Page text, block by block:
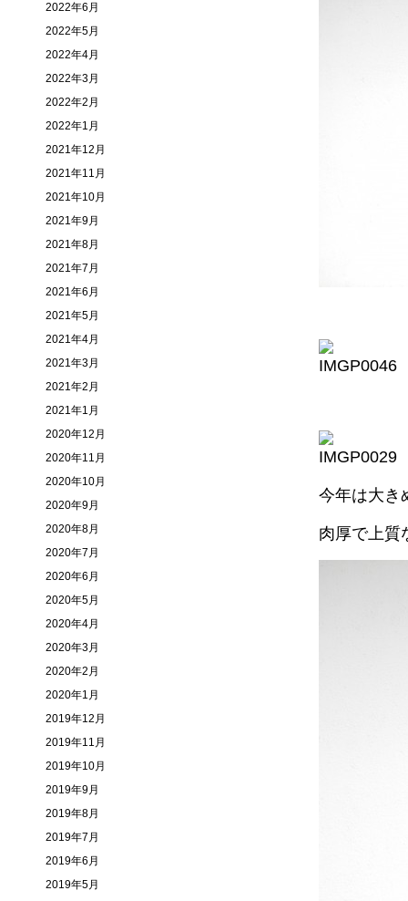
今年は大き
肉厚で上質
2022年6月
2022年5月
2022年4月
2022年3月
2022年2月
2022年1月
2021年12月
2021年11月
2021年10月
2021年9月
2021年8月
2021年7月
2021年6月
2021年5月
2021年4月
2021年3月
2021年2月
2021年1月
2020年12月
2020年11月
2020年10月
2020年9月
2020年8月
2020年7月
2020年6月
2020年5月
2020年4月
2020年3月
2020年2月
2020年1月
2019年12月
2019年11月
2019年10月
2019年9月
2019年8月
2019年7月
2019年6月
2019年5月